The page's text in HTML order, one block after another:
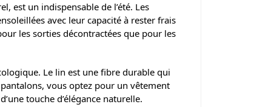
est un indispensable de l’été. Les
avec leur capacité à rester frais
les sorties décontractées que pour les
Le lin est une fibre durable qui
vous optez pour un vêtement
touche d’élégance naturelle.